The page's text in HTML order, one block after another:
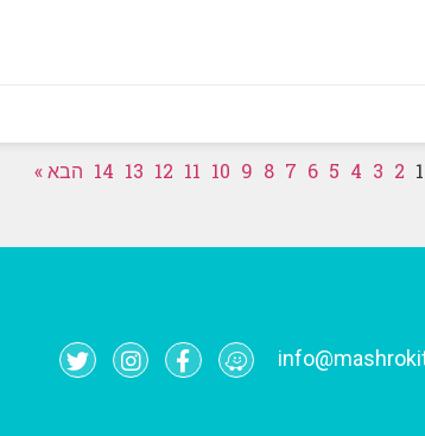
1
2
3
4
5
6
7
8
9
10
11
12
13
14 הבא »